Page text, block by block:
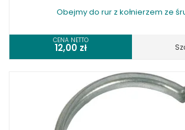
Obejmy do rur z kołnierzem ze
CENA NETTO
12,00 zł